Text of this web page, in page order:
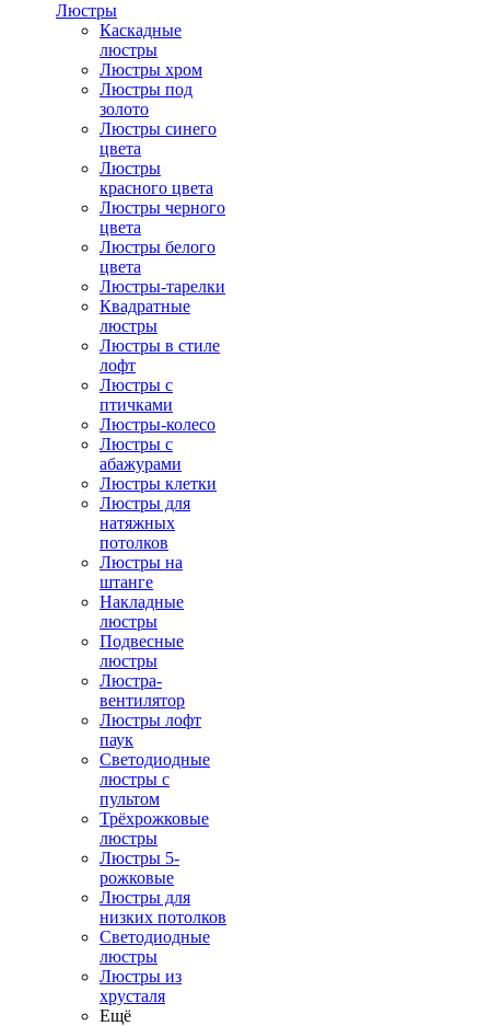
Люстры
Каскадные
люстры
Люстры хром
Люстры под
золото
Люстры синего
цвета
Люстры
красного цвета
Люстры черного
цвета
Люстры белого
цвета
Люстры-тарелки
Квадратные
люстры
Люстры в стиле
лофт
Люстры с
птичками
Люстры-колесо
Люстры с
абажурами
Люстры клетки
Люстры для
натяжных
потолков
Люстры на
штанге
Накладные
люстры
Подвесные
люстры
Люстра-
вентилятор
Люстры лофт
паук
Светодиодные
люстры с
пультом
Трёхрожковые
люстры
Люстры 5-
рожковые
Люстры для
низких потолков
Cветодиодные
люстры
Люстры из
хрусталя
Ещё